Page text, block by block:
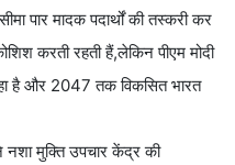
पार मादक पदार्थों की तस्करी कर
करती रहती हैं,लेकिन पीएम मोदी
है और 2047 तक विकसित भारत
नशा मुक्ति उपचार केंद्र की